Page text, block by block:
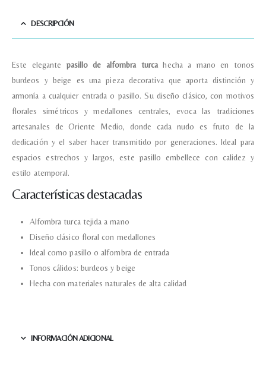
DESCRIPCIÓN
Este elegante pasillode alfombra turca hechaa manoen tonos
burdeos ybeige es unapieza decorativa queaportadistinción y
armonía a cualquier entradao pasillo.Su diseñoclásico,con motivos
floralessimétricos ymedallones centrales,evocalas tradiciones
artesanales deOriente Medio, donde cada nudo es fruto de la
dedicaciónyel saber hacer transmitidopor generaciones.Ideal para
espaciosestrechos y largos,este pasillo embellececon calidez y
estilo atemporal.
Característicasdestacadas
Alfombra turca tejidaamano
Diseñoclásico floralcon medallones
Idealcomopasillooalfombra deentrada
Tonoscálidos: burdeosybeige
Hechaconmaterialesnaturales dealtacalidad
INFORMACIÓN ADICIONAL
esta web almacene la
puedan responder a mi petición.
Recibir mi oferta